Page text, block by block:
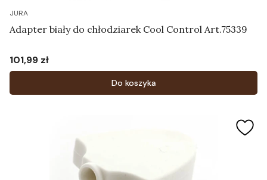
JURA
Adapter biały do chłodziarek Cool Control Art.75339
Cena
101,99 zł
Do koszyka